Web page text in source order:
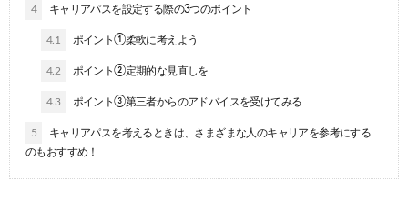
4 キャリアパスを設定する際の3つのポイント
4.1 ポイント①柔軟に考えよう
4.2 ポイント②定期的な見直しを
4.3 ポイント③第三者からのアドバイスを受けてみる
5
キャリアパスを考えるときは、さまざまな人のキャリアを参考にする
のもおすすめ！